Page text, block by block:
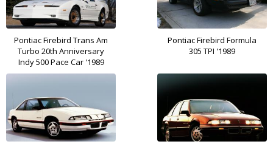
Pontiac Firebird Trans Am
Turbo 20th Anniversary
Indy 500 Pace Car '1989
Pontiac Firebird Formula
305 TPI '1989